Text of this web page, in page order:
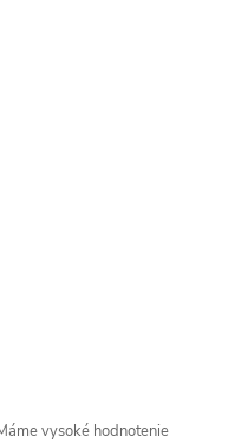
vysoké hodnotenie